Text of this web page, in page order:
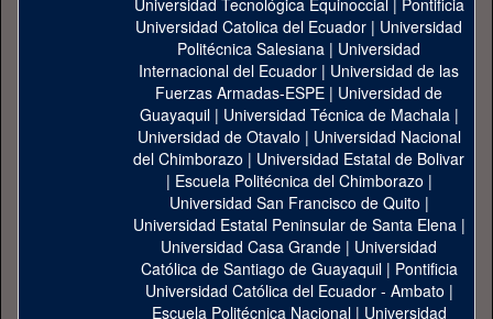
Universidad Tecnológica Equinoccial| Pontificia
Universidad Catolica del Ecuador | Universidad
Politécnica Salesiana | Universidad
Internacional del Ecuador | Universidad de las
Fuerzas Armadas-ESPE | Universidad de
Guayaquil| Universidad Técnica de Machala|
Universidad de Otavalo | Universidad Nacional
del Chimborazo | Universidad Estatal de Bolivar
| Escuela Politécnica del Chimborazo |
Universidad San Francisco de Quito |
Universidad Estatal Peninsular de Santa Elena|
Universidad Casa Grande | Universidad
Católica de Santiago de Guayaquil| Pontificia
Universidad Católica del Ecuador - Ambato |
Escuela Politécnica Nacional| Universidad